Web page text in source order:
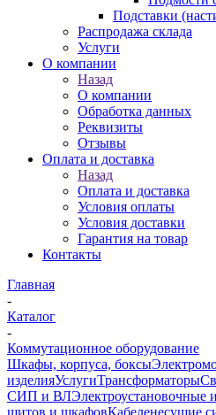
Подставки
Распродажа склада
Услуги
О компании
Назад
О компании
Обработка данных
Реквизиты
Отзывы
Оплата и доставка
Назад
Оплата и доставка
Условия оплаты
Условия доставки
Гарантия на товар
Контакты
Главная
-
Каталог
-
Коммутационное оборудование
Шкафы, корпуса, боксы
изделияУслугиТрансформаторы
СИП и ВЛЭлектроустановочные
щитов и шкафовКабеленесущие